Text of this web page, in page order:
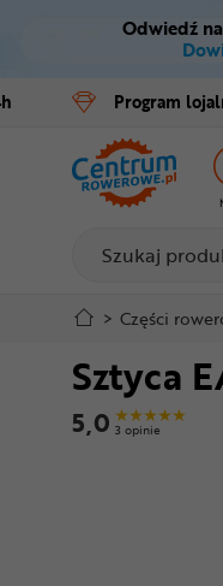
Do
Odwiedź
Program
Rowery
E-bike
Części
Akcesoria
Odzież
Kaski
Buty
> Części
Sztyca
5,0 3 opinie